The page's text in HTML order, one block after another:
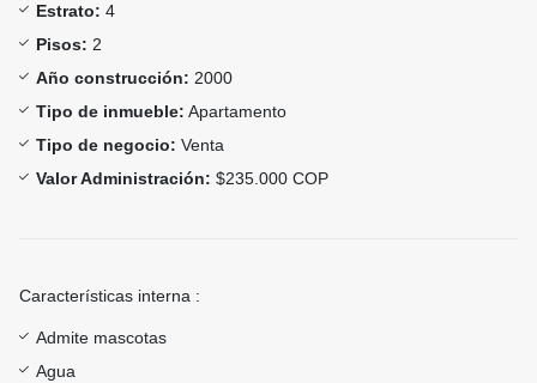
Estrato: 4
Pisos: 2
Año construcción: 2000
Tipo de inmueble: Apartamento
Tipo de negocio: Venta
Valor Administración: $235.000 COP
Características interna :
Admite mascotas
Agua